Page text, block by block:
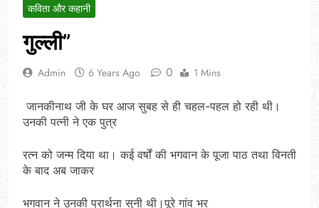
कविता और कहानी
गुल्ली”
Admin 6 Years Ago 0 1 Mins
जानकीनाथ जी के घर आज सुबह से ही चहल-पहल हो रही थी।
उनकी पत्नी ने एक पुत्र
रत्न को जन्म दिया था। कई वर्षों की भगवान के पूजा पाठ तथा विनती
के बाद अब जाकर
भगवान ने उनकी प्रार्थना सुनी थी।पूरे गांव भर